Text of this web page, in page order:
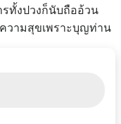
รทั้งปวงก็นับถืออ้วน
วามสุขเพราะบุญท่าน